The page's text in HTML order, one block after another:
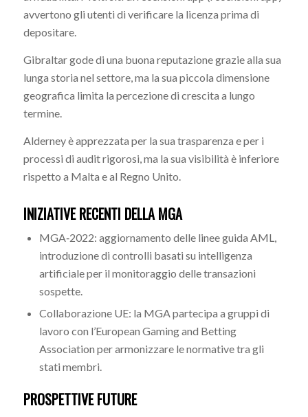
avvertono gli utenti di verificare la licenza prima di
depositare.
Gibraltar gode di una buona reputazione grazie alla sua
lunga storia nel settore, ma la sua piccola dimensione
geografica limita la percezione di crescita a lungo
termine.
Alderney è apprezzata per la sua trasparenza e per i
processi di audit rigorosi, ma la sua visibilità è inferiore
rispetto a Malta e al Regno Unito.
INIZIATIVE RECENTI DELLA MGA
MGA‑2022: aggiornamento delle linee guida AML,
introduzione di controlli basati su intelligenza
artificiale per il monitoraggio delle transazioni
sospette.
Collaborazione UE: la MGA partecipa a gruppi di
lavoro con l’European Gaming and Betting
Association per armonizzare le normative tra gli
stati membri.
PROSPETTIVE FUTURE